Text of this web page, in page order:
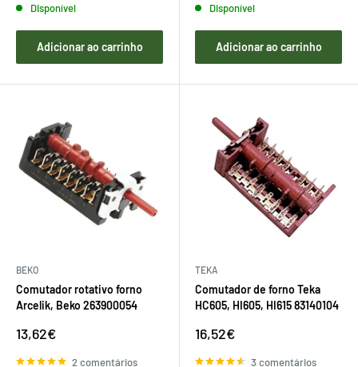
Disponível
Adicionar ao carrinho
Disponível
Adicionar ao carrinho
BEKO
Comutador rotativo forno
Arcelik, Beko 263900054
Preço
venda
13,62€
2 comentários
TEKA
Comutador de forno Teka
HC605, HI605, HI615 83140104
Preço
venda
16,52€
3 comentários